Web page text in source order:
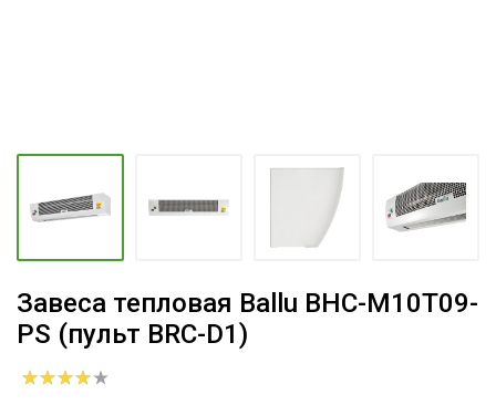
Завеса тепловая Ballu BHC-M10T09-
PS (пульт BRC-D1)